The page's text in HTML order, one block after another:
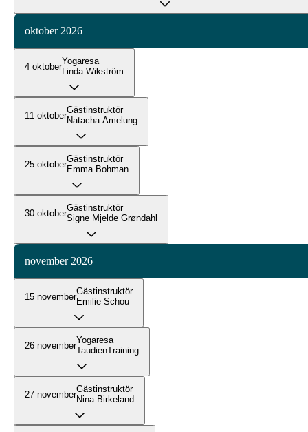
oktober 2026
4 oktoberYogaresa
Linda Wikström
11 oktoberGästinstruktör
Natacha Amelung
25 oktoberGästinstruktör
Emma Bohman
30 oktoberGästinstruktör
Signe Mjelde Grøndahl
november 2026
15 novemberGästinstruktör
Emilie Schou
26 novemberYogaresa
TaudienTraining
27 novemberGästinstruktör
Nina Birkeland